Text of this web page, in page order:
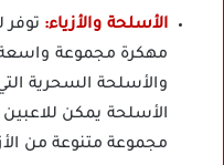
الأسلحة والأزياء:
مهكرة مجموعة
والأسلحة السحرية
الأسلحة يمكن
مجموعة متنوعة من